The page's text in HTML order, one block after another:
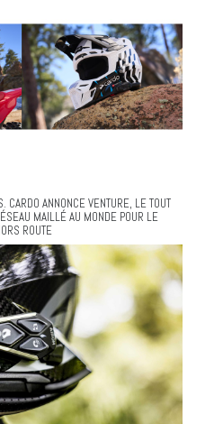
ANNONCE VENTURE, LE TOUT
MAILLÉ AU MONDE POUR LE
ROUTE